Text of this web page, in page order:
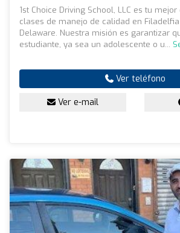
1st Choice Driving School, LLC es tu
clases de manejo de calidad en
Delaware. Nuestra misión es garantizar
estudiante, ya sea un adolescente o u...
Ver teléfono
Ver e-mail